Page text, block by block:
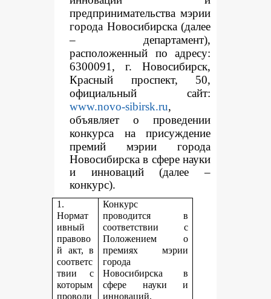
предпринимательства мэрии
города Новосибирска (далее
– департамент),
расположенный по адресу:
6300091, г. Новосибирск,
Красный проспект, 50,
официальный сайт:
www.novo-sibirsk.ru,
объявляет о проведении
конкурса на присуждение
премий мэрии города
Новосибирска в сфере науки
и инноваций (далее –
конкурс).
1.
Нормат
ивный
правово
й акт, в
соответс
твии с
которым
проводи
Конкурс
проводится в
соответствии с
Положением о
премиях мэрии
города
Новосибирска в
сфере науки и
инноваций,